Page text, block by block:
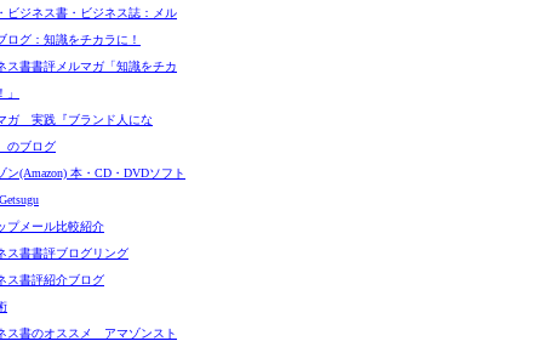
ビジネス書・ビジネス誌：メル
ログ：知識をチカラに！
ス書書評メルマガ「知識をチカ
」
ガ 実践『ブランド人にな
のブログ
ン(Amazon) 本・CD・DVDソフト
プメール比較紹介
ス書書評ブログリング
ス書評紹介ブログ
ス書のオススメ アマゾンスト